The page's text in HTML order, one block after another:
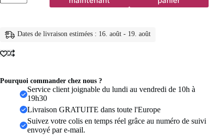
Bagues
pour
couleur
inoxydable,
ouverte,
tendance,
esthétiques
Dates de livraison estimées : 16. août - 19. août
Pourquoi commander chez nous ?
Service client joignable du lundi au vendredi de 10h à
19h30
Livraison GRATUITE dans toute l'Europe
Suivez votre colis en temps réel grâce au numéro de suivi
envoyé par e-mail.